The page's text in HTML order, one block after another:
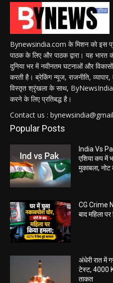
Bynewsindia.com के मिशन को इस
पाठक के लिए और पाठक द्वारा। यह
दुनिया भर में नवीनतम घटनाओं और
करती है। ब्रेकिंग न्यूज, राजनीति,
विस्तृत श्रृंखला के साथ,
करने के लिए प्रतिबद्ध है।
Contact us :
Popular Posts
India Vs
एशिया कप में
मुकाबला, नोट
CG Crime
बाद महिला
अंधेरी रात में
टेस्ट, 4000
ताकत